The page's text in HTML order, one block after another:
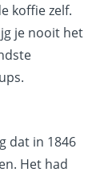
koffie zelf.
je nooit het
dat in 1846
Het had